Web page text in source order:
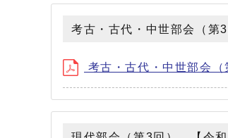
考古・古代・中世部会（
考古・古代・中世部会